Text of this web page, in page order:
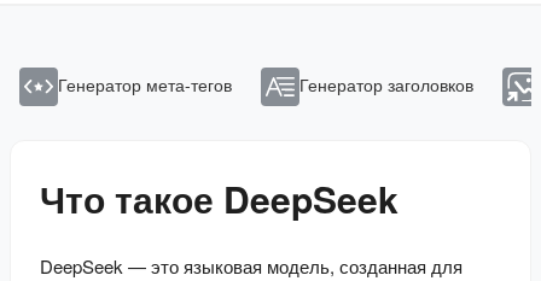
Генератор мета-тегов Генератор заголовков
Что такое DeepSeek
DeepSeek — это языковая модель, созданная для